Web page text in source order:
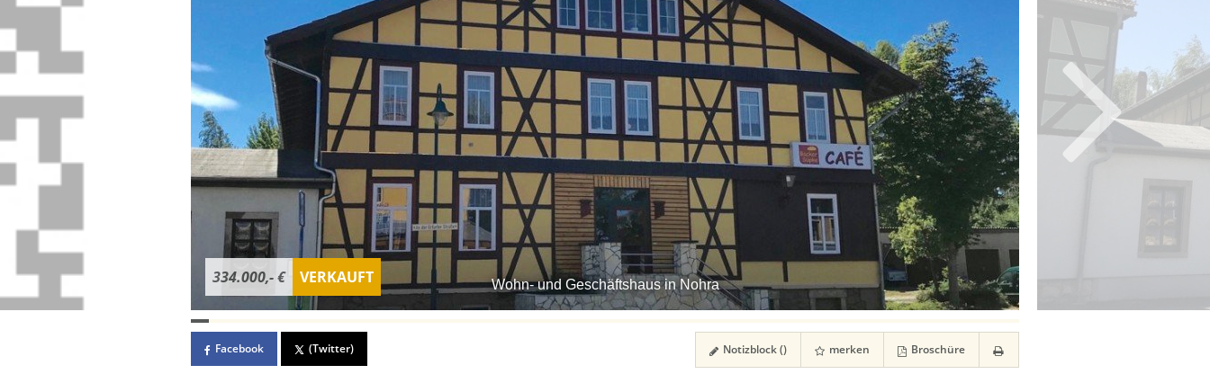
Wohn- und Geschäftshaus in Nohra
334.000,- € VERKAUFT
Facebook (Twitter) Notizblock () merken Broschüre